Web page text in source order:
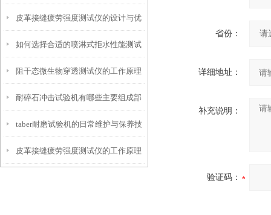
仪？
皮革接缝疲劳强度测试仪的设计与优
化
如何选择合适的喷淋式拒水性能测试
仪
阻干态微生物穿透测试仪的工作原理
解析
耐碎石冲击试验机有哪些主要组成部
分？
taber耐磨试验机的日常维护与保养技
巧
皮革接缝疲劳强度测试仪的工作原理
省份：
详细地址：
补充说明：
验证码：